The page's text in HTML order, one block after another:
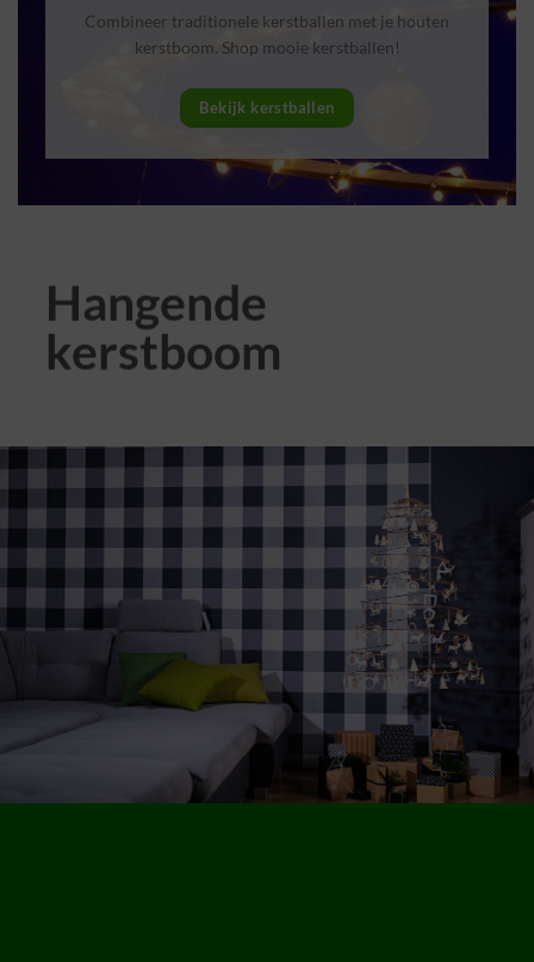
Combineer traditionele kerstballen met je houten
kerstboom. Shop mooie kerstballen!
Bekijk kerstballen
Hangende
kerstboom